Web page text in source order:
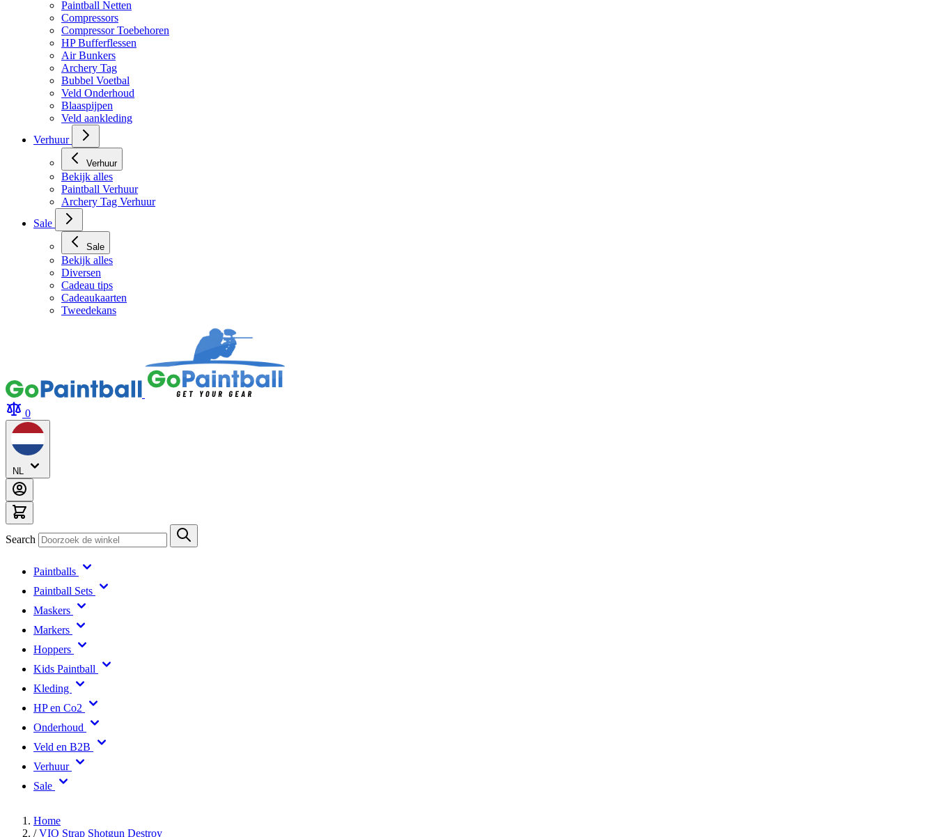
Paintball Netten
Compressors
Compressor Toebehoren
HP Bufferflessen
Air Bunkers
Archery Tag
Bubbel Voetbal
Veld Onderhoud
Blaaspijpen
Veld aankleding
Verhuur
Verhuur
Bekijk alles
Paintball Verhuur
Archery Tag Verhuur
Sale
Sale
Bekijk alles
Diversen
Cadeau tips
Cadeaukaarten
Tweedekans
0
NL
Search
Paintballs
Paintball Sets
Maskers
Markers
Hoppers
Kids Paintball
Kleding
HP en Co2
Onderhoud
Veld en B2B
Verhuur
Sale
Home
/ VIO Strap Shotgun Destroy